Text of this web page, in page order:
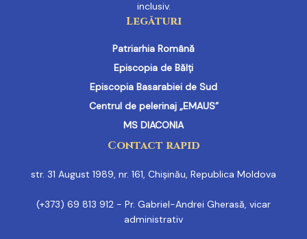
inclusiv.
Legături
Patriarhia Română
Episcopia de Bălți
Episcopia Basarabiei de Sud
Centrul de pelerinaj „EMAUS”
MS DIACONIA
Contact rapid
str. 31 August 1989, nr. 161, Chișinău, Republica Moldova
(+373) 69 813 912 - Pr. Gabriel-Andrei Gherasă, vicar
administrativ